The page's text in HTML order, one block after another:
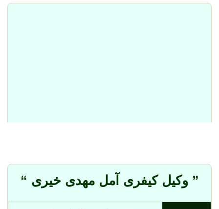
” وکیل کیفری آمل مهدی خیری “